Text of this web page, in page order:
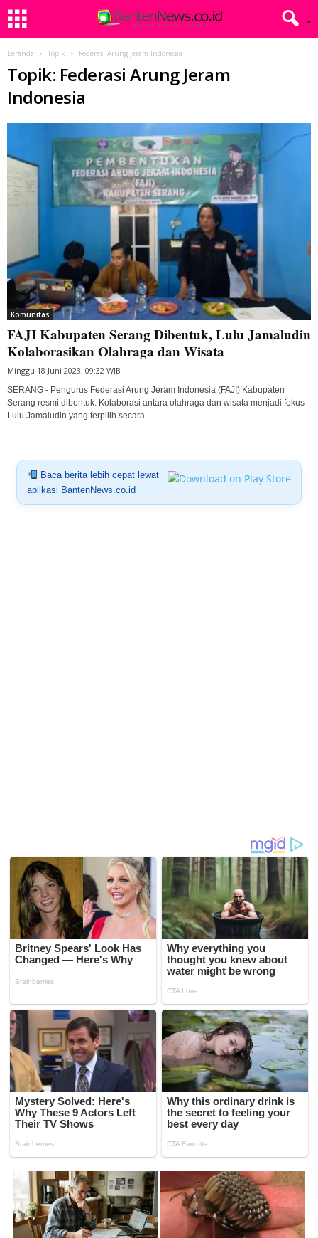
Beranda Topik Federasi Arung Jeram Indonesia
Topik: Federasi Arung Jeram
Indonesia
Komunitas
FAJI Kabupaten Serang Dibentuk, Lulu Jamaludin
Kolaborasikan Olahraga dan Wisata
Minggu 18 Juni 2023, 09:32 WIB
SERANG - Pengurus Federasi Arung Jeram Indonesia (FAJI) Kabupaten
Serang resmi dibentuk. Kolaborasi antara olahraga dan wisata menjadi fokus
Lulu Jamaludin yang terpilih secara...
Baca berita lebih cepat lewat
aplikasi BantenNews.co.id